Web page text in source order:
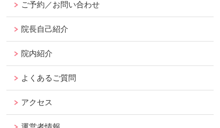
ご予約／お問い合わせ
院長自己紹介
院内紹介
よくあるご質問
アクセス